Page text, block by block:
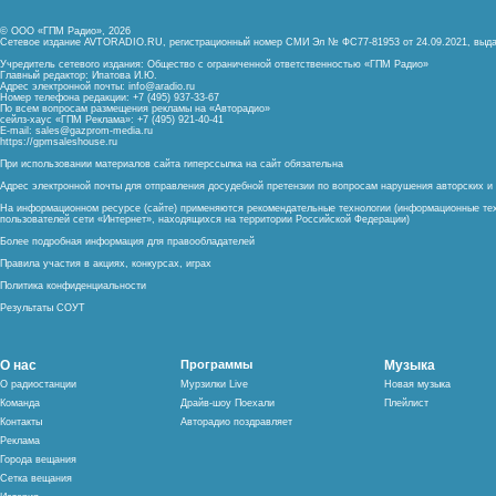
© ООО «ГПМ Радио», 2026
Сетевое издание AVTORADIO.RU, регистрационный номер СМИ Эл № ФС77-81953 от 24.09.2021,
Учредитель сетевого издания: Общество с ограниченной ответственностью «ГПМ Радио»
Главный редактор: Ипатова И.Ю.
Адрес электронной почты: info@aradio.ru
Номер телефона редакции: +7 (495) 937-33-67
По всем вопросам размещения рекламы на «Авторадио»
сейлз-хаус «ГПМ Реклама»: +7 (495) 921-40-41
E-mail: sales@gazprom-media.ru
https://gpmsaleshouse.ru
При использовании материалов сайта гиперссылка на сайт обязательна
Адрес электронной почты для отправления досудебной претензии по вопросам нарушения авторских
На информационном ресурсе (сайте) применяются рекомендательные технологии (информационные
пользователей сети «Интернет», находящихся на территории Российской Федерации)
Более подробная информация для правообладателей
Правила участия в акциях, конкурсах, играх
Политика конфиденциальности
Результаты СОУТ
О нас
О радиостанции
Команда
Контакты
Реклама
Города вещания
Сетка вещания
Программы
Мурзилки Live
Драйв-шоу Поехали
Авторадио поздравляет
Музыка
Новая музыка
Плейлист